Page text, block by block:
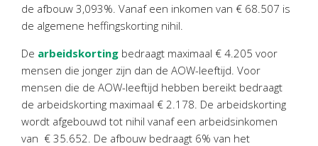
de afbouw 3,093%. Vanaf een inkomen van € 68.507 is
de algemene heffingskorting nihil.
De arbeidskorting bedraagt maximaal € 4.205 voor
mensen die jonger zijn dan de AOW-leeftijd. Voor
mensen die de AOW-leeftijd hebben bereikt bedraagt
de arbeidskorting maximaal € 2.178. De arbeidskorting
wordt afgebouwd tot nihil vanaf een arbeidsinkomen
van € 35.652. De afbouw bedraagt 6% van het